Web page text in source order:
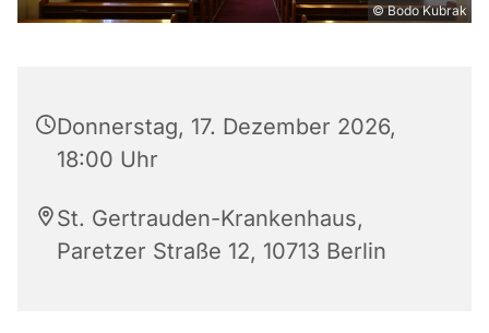
© Bodo Kubrak
Donnerstag, 17. Dezember 2026,
18:00 Uhr
St. Gertrauden-Krankenhaus,
Paretzer Straße 12, 10713 Berlin